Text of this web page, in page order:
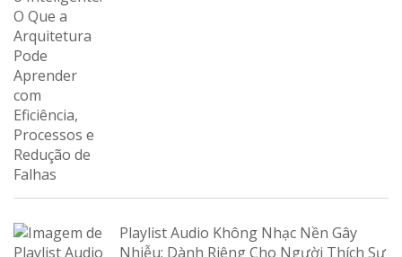
Playlist Audio Không Nhạc Nền Gây
Nhiễu: Dành Riêng Cho Người Thích Sự